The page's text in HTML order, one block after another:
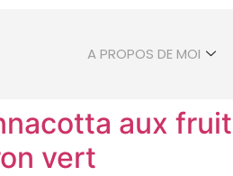
A PROPOS DE MOI
aux
vert